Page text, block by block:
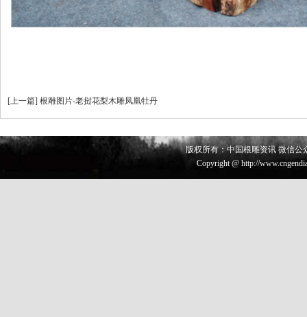
[上一篇] 根雕图片-老挝花梨木雕凤凰牡丹
版权所有：中国根雕资讯 微信公
Copyright @ http://